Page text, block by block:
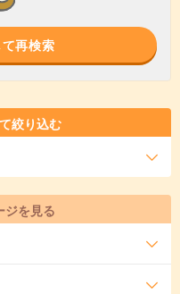
再検索
絞り込む
ジを見る